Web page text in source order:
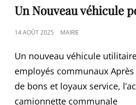
Un Nouveau véhicule
POSTED
14 AOÛT 2025 MAIRIE
Un nouveau véhicule
employés communaux
de bons et loyaux service,
camionnette communale